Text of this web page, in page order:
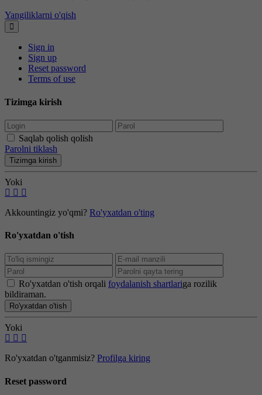
Yangiliklarni o'qish
Sign in
Sign up
Reset password
Terms of use
Tizimga kirish
Saqlab qolish qolish
Parolni tiklash
Tizimga kirish
Yoki
Akkountingiz yo'qmi? Ro'yxatdan o'ting
Ro'yxatdan o'tish
Ro'yxatdan o'tish orqali foydalanish shartlariga rozilik
bildiraman.
Ro'yxatdan o'tish
Yoki
Ro'yxatdan o'tganmisiz? Profilga kiring
Reset password